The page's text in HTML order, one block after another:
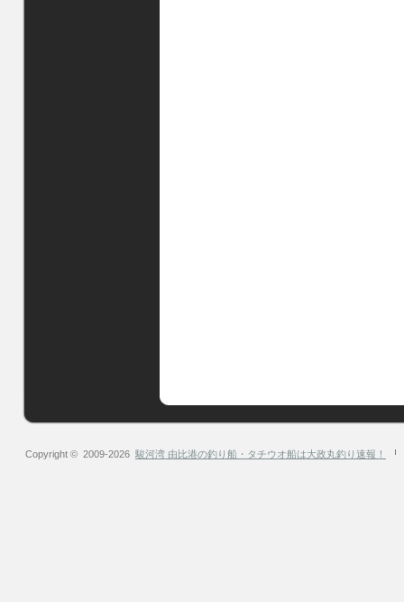
Copyright © 2009-2026 駿河湾 由比港の釣り船・タチウオ船は大政丸釣り速報！